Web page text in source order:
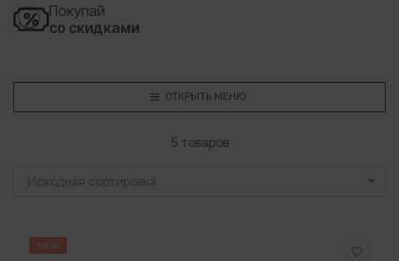
Покупай
со скидками
ОТКРЫТЬ МЕНЮ
5 товаров
Исходная сортировка
NEW